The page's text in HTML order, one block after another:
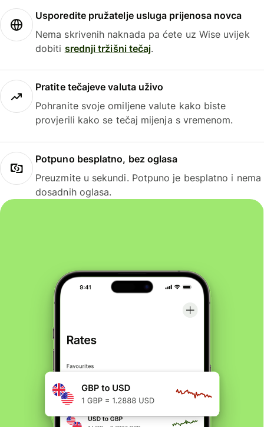
Usporedite pružatelje usluga prijenosa novca
Nema skrivenih naknada pa ćete uz Wise uvijek
dobiti srednji tržišni tečaj.
Pratite tečajeve valuta uživo
Pohranite svoje omiljene valute kako biste
provjerili kako se tečaj mijenja s vremenom.
Potpuno besplatno, bez oglasa
Preuzmite u sekundi. Potpuno je besplatno i nema
dosadnih oglasa.